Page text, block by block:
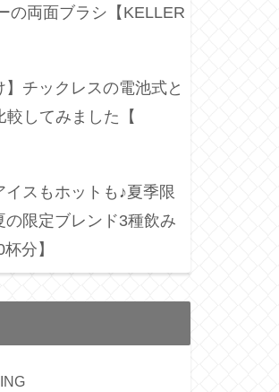
の両面ブラシ【KELLER
】チックレスの電池式と
較してみました【
イスもホットも♪夏季限
の限定ブレンド3種飲み
分】